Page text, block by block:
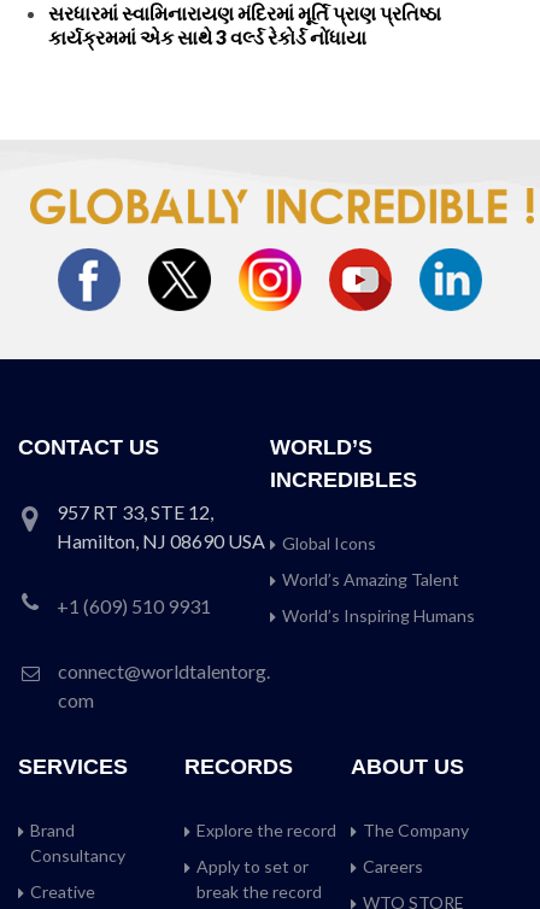
સરધારમાં સ્વામિનારાયણ મંદિરમાં મૂર્તિ પ્રાણ પ્રતિષ્ઠા
કાર્યક્રમમાં એક સાથે 3 વર્લ્ડ રેકોર્ડ નોંધાયા
CONTACT US
957 RT 33, STE 12,
Hamilton, NJ 08690 USA
+1 (609) 510 9931
connect@worldtalentorg.
com
WORLD’S
INCREDIBLES
Global Icons
World’s Amazing Talent
World’s Inspiring Humans
SERVICES
Brand
Consultancy
Creative
RECORDS
Explore the record
Apply to set or
break the record
ABOUT US
The Company
Careers
WTO STORE